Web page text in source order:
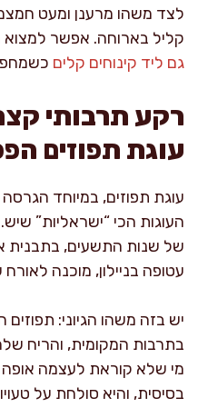
לצד משהו מרענן ומעט
קליל בארוחה. אפשר למצוא
גם ליד קינוחים קלים
רקע תרבותי
עוגת תפוזים
עוגת תפוזים, במיוחד
העוגות הכי “ישראליות”
של שנות התשעים, בתבנית
עטופה בניילון, מוכנה
יש בזה משהו הגיוני: תפוזים
בתרבות המקומית, והריח
מי שלא קוראת לעצמה אופה
בסיסית, והיא סולחת על